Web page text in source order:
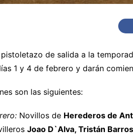
de salida a la
1 y 4 de febrero y darán
son las siguientes:
Novillos de Herederos de
Joao D`Alva, Tristán